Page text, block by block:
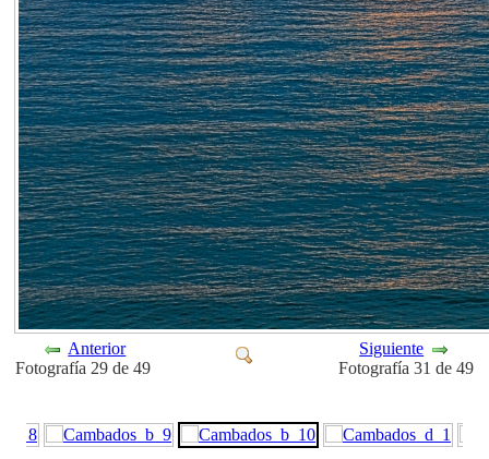
Anterior
Fotografía 29 de 49
Siguiente
Fotografía 31 de 49